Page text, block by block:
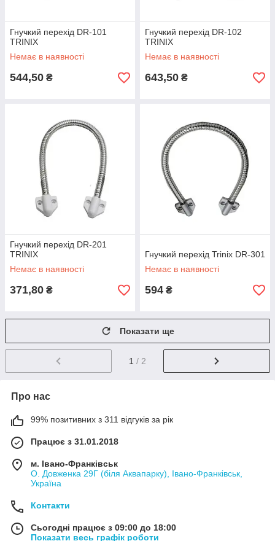
Гнучкий перехід DR-101
TRINIX
Немає в наявності
544,50 ₴
Гнучкий перехід DR-102
TRINIX
Немає в наявності
643,50 ₴
Гнучкий перехід DR-201
TRINIX
Немає в наявності
371,80 ₴
Гнучкий перехід Trinix DR-301
Немає в наявності
594 ₴
Показати ще
1 / 2
Про нас
99% позитивних з 311 відгуків за рік
Працює з 31.01.2018
м. Івано-Франківськ
О. Довженка 29Г (біля Аквапарку), Івано-Франківськ,
Україна
Контакти
Сьогодні працює з 09:00 до 18:00
Показати весь графік роботи